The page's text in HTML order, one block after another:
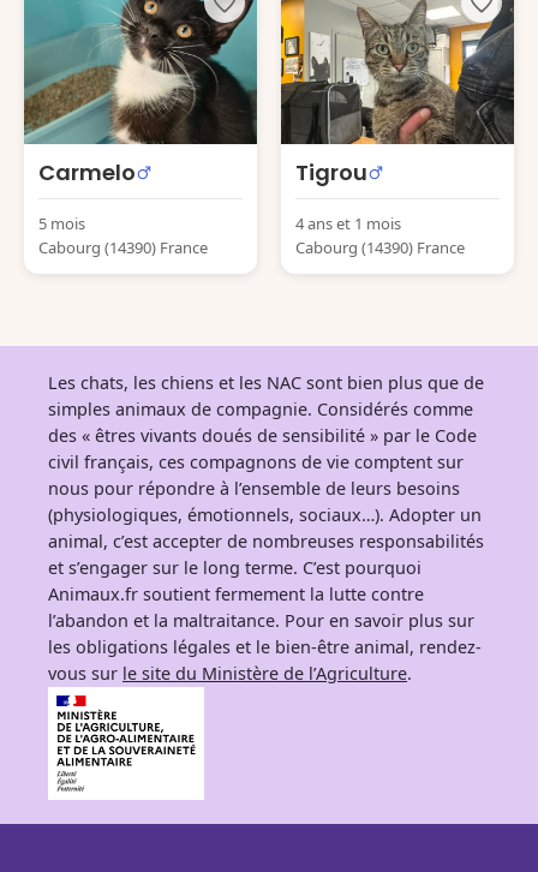
Carmelo
5 mois
Cabourg (14390) France
Tigrou
4 ans et 1 mois
Cabourg (14390) France
Les chats, les chiens et les NAC sont bien plus que de
simples animaux de compagnie. Considérés comme
des « êtres vivants doués de sensibilité » par le Code
civil français, ces compagnons de vie comptent sur
nous pour répondre à l’ensemble de leurs besoins
(physiologiques, émotionnels, sociaux…). Adopter un
animal, c’est accepter de nombreuses responsabilités
et s’engager sur le long terme. C’est pourquoi
Animaux.fr soutient fermement la lutte contre
l’abandon et la maltraitance. Pour en savoir plus sur
les obligations légales et le bien-être animal, rendez-
vous sur le site du Ministère de l’Agriculture.